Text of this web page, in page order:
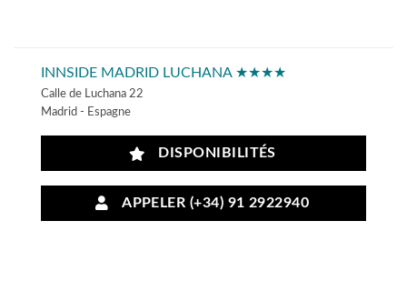
INNSIDE MADRID LUCHANA ★★★★
Calle de Luchana 22
Madrid - Espagne
DISPONIBILITÉS
APPELER (+34) 91 2922940